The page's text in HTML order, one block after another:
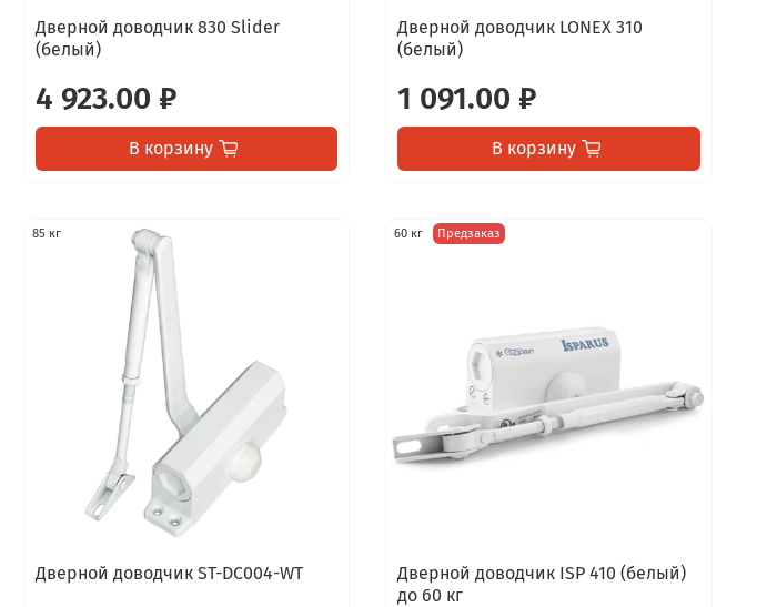
Дверной доводчик 830 Slider
(белый)
4 923.00 ₽
В корзину
Дверной доводчик LONEX 310
(белый)
1 091.00 ₽
В корзину
85 кг
Дверной доводчик ST-DC004-WT
60 кг Предзаказ
Дверной доводчик ISP 410 (белый)
до 60 кг